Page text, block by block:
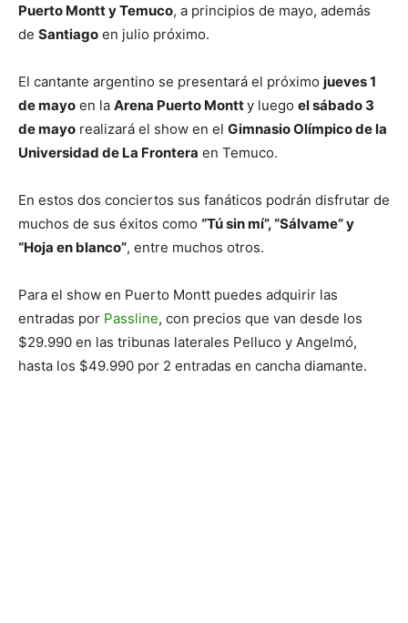
Puerto Montt y Temuco, a principios de mayo, además
de Santiago en julio próximo.
El cantante argentino se presentará el próximo jueves 1
de mayo en la Arena Puerto Montty luego el sábado 3
de mayo realizará el show en el Gimnasio Olímpico de la
Universidad de La Frontera en Temuco.
En estos dos conciertos sus fanáticos podrán disfrutar de
muchos de sus éxitos como “Tú sin mí”, “Sálvame” y
“Hoja en blanco”, entre muchos otros. ​
Para el show en Puerto Montt puedes adquirir las
entradas por Passline, con precios que van desde los
$29.990 en las tribunas laterales Pelluco y Angelmó,
hasta los $49.990 por 2 entradas en cancha diamante.